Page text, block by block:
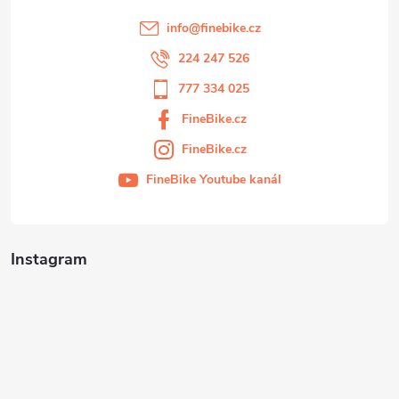
Instagram
info@finebike.cz
224 247 526
777 334 025
FineBike.cz
FineBike.cz
FineBike Youtube kanál